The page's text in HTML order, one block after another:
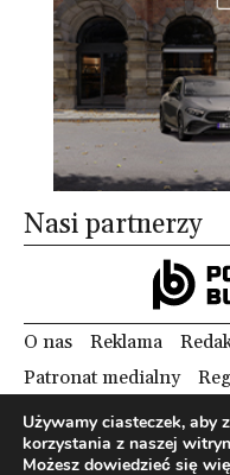
Nasi partnerzy
O nas Reklama
Patronat medialny
Copyright 2012 Biznes i
Używamy ciasteczek, aby
korzystania z naszej
Możesz dowiedzieć się